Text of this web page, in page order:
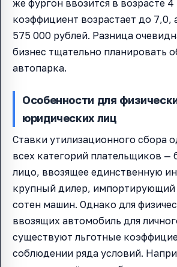
же фургон ввозится в возрасте 4
коэффициент возрастает до 7,0,
575 000 рублей. Разница
бизнес тщательно планировать
автопарка.
Особенности для
юридических лиц
Ставки утилизационного сбора
всех категорий плательщиков —
лицо, ввозящее единственную
крупный дилер, импортирующий
сотен машин. Однако для
ввозящих автомобиль для
существуют льготные
соблюдении ряда условий.